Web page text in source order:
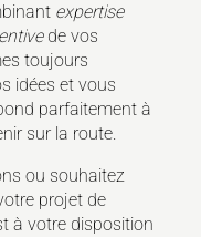
expertise
de vos
toujours
idées et vous
parfaitement à
sur la route.
ou souhaitez
projet de
à votre disposition